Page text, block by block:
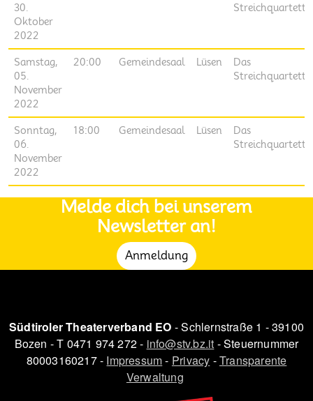
30.
Oktober
2022
Streichquartett
Samstag,
05.
November
2022
20:00 Gemeindesaal Lüsen
Das
Streichquartett
Sonntag,
06.
November
2022
18:00 Gemeindesaal Lüsen
Das
Streichquartett
Melde dich bei unserem
Newsletter an!
Anmeldung
Südtiroler Theaterverband EO - Schlernstraße 1 - 39100
Bozen - T 0471 974 272 - info@stv.bz.it - Steuernummer
80003160217 - Impressum- Privacy -Transparente
Verwaltung